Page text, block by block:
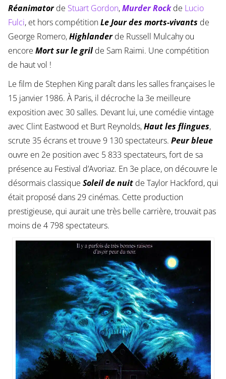
Réanimatorde Stuart Gordon,Murder Rock de Lucio
Fulci, et hors compétitionLe Jour des morts-vivants de
George Romero,Highlanderde Russell Mulcahy ou
encore Mort sur le grilde Sam Raimi. Une compétition
de haut vol !
Le film de Stephen King paraît dans les salles françaises le
15 janvier 1986. À Paris, il décroche la 3e meilleure
exposition avec 30 salles. Devant lui, une comédie vintage
avec Clint Eastwood et Burt Reynolds,Haut les flingues,
scrute 35 écrans et trouve 9 130 spectateurs. Peur bleue
ouvre en 2e position avec 5 833 spectateurs, fort de sa
présence au Festival d’Avoriaz. En 3e place, on découvre le
désormais classique Soleil de nuitde Taylor Hackford, qui
était proposé dans 29 cinémas. Cette production
prestigieuse, qui aurait une très belle carrière, trouvait pas
moins de 4 798 spectateurs.